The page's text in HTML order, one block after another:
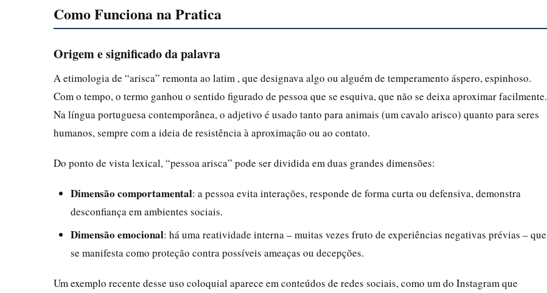
Como Funciona na Pratica
Origem e significado da palavra
A etimologia de “arisca” remonta ao latim , que designava algo ou alguém de temperamento áspero, espinhoso.
Com o tempo, o termo ganhou o sentido figurado de pessoa que se esquiva, que não se deixa aproximar facilmente.
Na língua portuguesa contemporânea, o adjetivo é usado tanto para animais (um cavalo arisco) quanto para seres
humanos, sempre com a ideia de resistência à aproximação ou ao contato.
Do ponto de vista lexical, “pessoa arisca” pode ser dividida em duas grandes dimensões:
Dimensão comportamental: a pessoa evita interações, responde de forma curta ou defensiva, demonstra
desconfiança em ambientes sociais.
Dimensão emocional: há uma reatividade interna – muitas vezes fruto de experiências negativas prévias – que
se manifesta como proteção contra possíveis ameaças ou decepções.
Um exemplo recente desse uso coloquial aparece em conteúdos de redes sociais, como um do Instagram que